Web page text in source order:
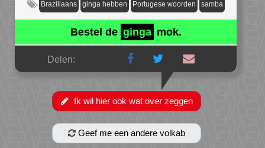
Braziliaans ginga hebben Portugese woorden samba
Bestel de ginga mok.
Delen:
Ik wil hier ook wat over zeggen
Geef me een andere volkab